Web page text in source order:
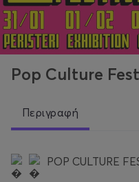
Pop Culture
Περιγραφή
POP CULTURE